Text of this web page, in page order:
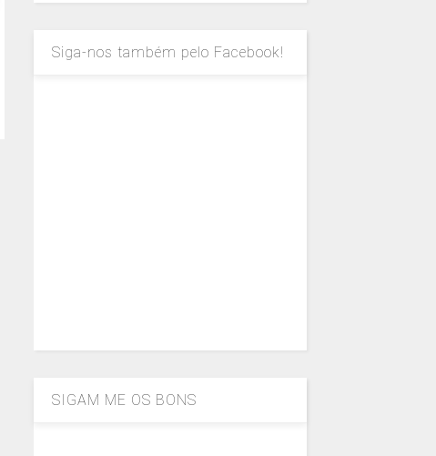
Siga-nos também pelo Facebook!
SIGAM ME OS BONS